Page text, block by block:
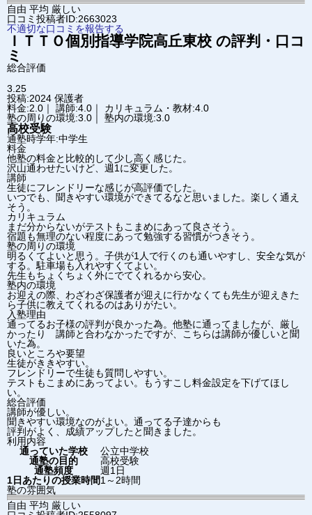
自由 平均 厳しい
口コミ投稿者ID:2663023
不適切な口コミを報告する
ＩＴＴＯ個別指導学院高丘東校 の評判・口コ
ミ
総合評価
3.25
投稿:2024 保護者
料金:2.0｜ 講師:4.0｜ カリキュラム・教材:4.0
塾の周りの環境:3.0｜ 塾内の環境:3.0
高校受験
通塾時学年:中学生
料金
他塾の料金と比較的して少し高く感じた。
沢山通わせたいけど、週1に変更した。
講師
生徒にフレンドリーな感じが高評価でした。
いつでも、聞きやすい環境ができてるなと思いました。楽しく通え
そう。
カリキュラム
まだ分からないがテストもこまめにあって良さそう。
宿題も無理のない程度にあって勉強する習慣がつきそう。
塾の周りの環境
明るくてよいと思う。子供が1人で行くのも通いやすし、安全な気が
する。駐車場も入れやすくてよい。
先生もちょくちょく外にでてくれるから安心。
塾内の環境
お迎えの際、わざわざ保護者が迎えに行かなくても先生が迎えきた
ら子供に教えてくれるのはありがたい。
入塾理由
通ってるお子様の評判が良かった為。他塾に通ってましたが、厳し
かったり 講師と合わなかったですが、こちらは講師が優しいと聞
いた為。
良いところや要望
生徒がききやすい。
フレンドリーで生徒も質問しやすい。
テストもこまめにあってよい。もうすこし料金設定を下げてほし
い。
総合評価
講師が優しい。
聞きやすい環境なのがよい。通ってる子達からも
評判がよく、成績アップしたと聞きました。
利用内容
通っていた学校
公立中学校
通塾の目的
高校受験
通塾頻度
週1日
1日あたりの授業時間1～2時間
塾の雰囲気
自由 平均 厳しい